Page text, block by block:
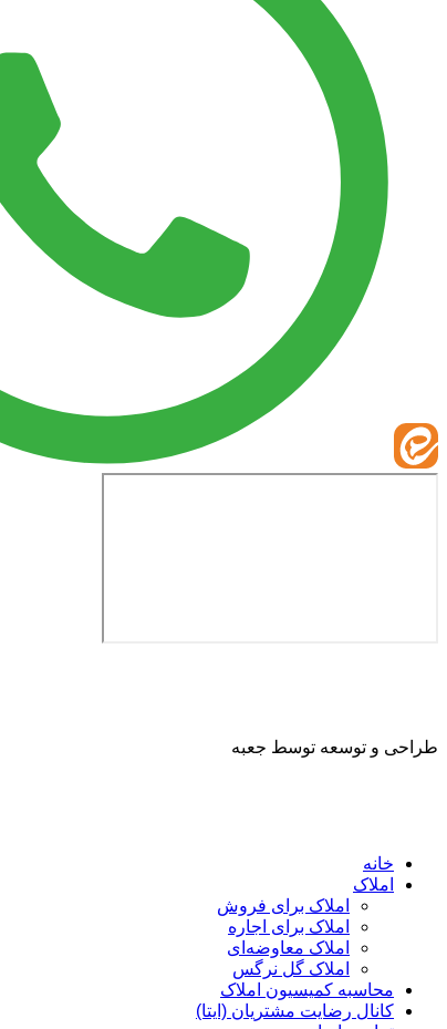
طراحی و توسعه توسط جعبه
خانه
املاک
املاک برای فروش
املاک برای اجاره
املاک معاوضه‌ای
املاک گل نرگس
محاسبه کمیسیون املاک
کانال رضایت مشتریان (ایتا)